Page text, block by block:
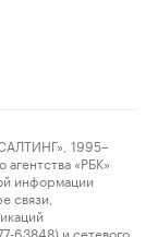
1995–
«РБК»
информации
связи,
63848) и сетевого